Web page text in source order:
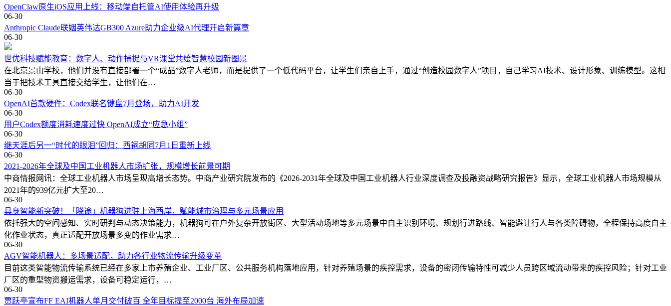
OpenClaw原生iOS应用上线：移动端自托管AI使用体验再升级
06-30
Anthropic Claude联姻英伟达GB300 Azure助力企业级AI代理开启新篇章
06-30
世优科技赋能教育：数字人、动作捕捉与VR课堂共绘智慧校园新图景
在北京景山学校，他们并没有直接部署一个“成品”数字人老师，而是提供了一个低代码平台，让学生们亲自上手，通过“创造校园数字人”项目，自己学习AI技术、设计形象、训练模型。这相
当于把技术工具直接交给学生，让他们在…
06-30
OpenAI首款硬件：Codex联名键盘7月登场，助力AI开发
06-30
用户Codex额度消耗速度过快 OpenAI成立“应急小组”
06-30
继天涯后另一“时代的眼泪”回归：西祠胡同7月1日重新上线
06-30
2021-2026年全球及中国工业机器人市场扩张，规模增长前景可期
中商情报网讯：全球工业机器人市场呈现高增长态势。中商产业研究院发布的《2026-2031年全球及中国工业机器人行业深度调查及投融资战略研究报告》显示，全球工业机器人市场规模从
2021年的939亿元扩大至20…
06-30
具身智能新突破！「晓途」机器狗进驻上海西岸，赋能城市治理与多元场景应用
依托强大的空间感知、实时研判与动态决策能力，机器狗可在户外复杂开放街区、大型活动场地等多元场景中自主识别环境、规划行进路线、智能避让行人与各类障碍物，全程保持高度自主
化作业状态，真正适配开放场景多变的作业需求…
06-30
AGV智能机器人：多场景适配，助力各行业物流传输升级变革
目前这类智能物流传输系统已经在多家上市养殖企业、工业厂区、公共服务机构落地应用，针对养殖场景的疾控需求，设备的密闭传输特性可减少人员跨区域流动带来的疾控风险；针对工业
厂区的重型物资搬运需求，设备可稳定运行，…
06-30
贾跃亭宣布FF EAI机器人单月交付破百 全年目标提至2000台 海外布局加速